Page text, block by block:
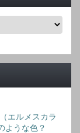
エルメスカラ
ような色？